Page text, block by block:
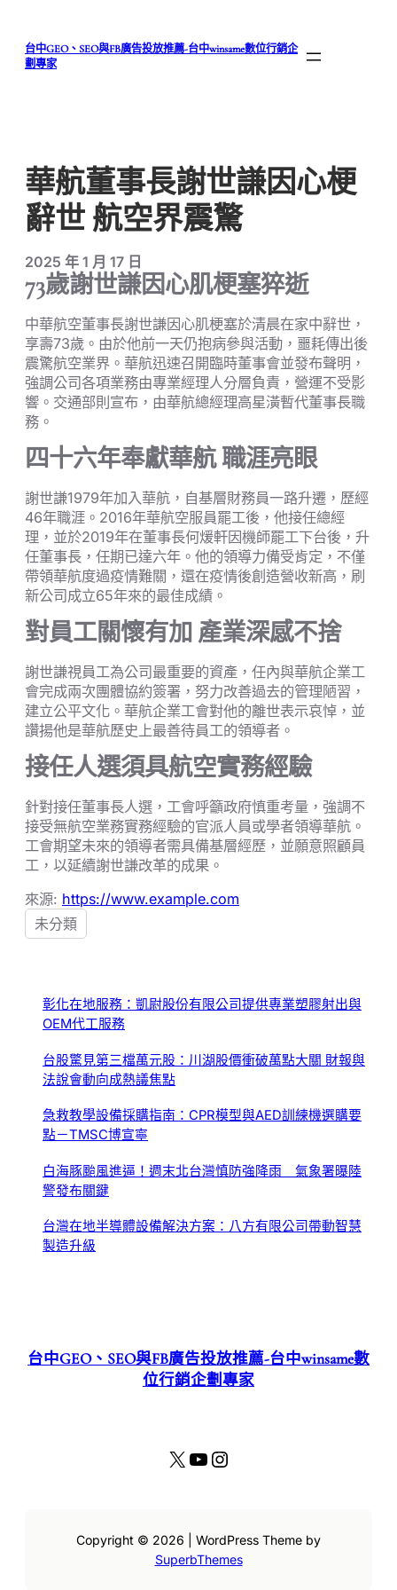
台中GEO、SEO與FB廣告投放推薦-台中winsame數位行銷企
劃專家
華航董事長謝世謙因心梗
辭世 航空界震驚
2025 年 1 月 17 日
73歲謝世謙因心肌梗塞猝逝
中華航空董事長謝世謙因心肌梗塞於清晨在家中辭世，
享壽73歲。由於他前一天仍抱病參與活動，噩耗傳出後
震驚航空業界。華航迅速召開臨時董事會並發布聲明，
強調公司各項業務由專業經理人分層負責，營運不受影
響。交通部則宣布，由華航總經理高星潢暫代董事長職
務。
四十六年奉獻華航 職涯亮眼
謝世謙1979年加入華航，自基層財務員一路升遷，歷經
46年職涯。2016年華航空服員罷工後，他接任總經
理，並於2019年在董事長何煖軒因機師罷工下台後，升
任董事長，任期已達六年。他的領導力備受肯定，不僅
帶領華航度過疫情難關，還在疫情後創造營收新高，刷
新公司成立65年來的最佳成績。
對員工關懷有加 產業深感不捨
謝世謙視員工為公司最重要的資產，任內與華航企業工
會完成兩次團體協約簽署，努力改善過去的管理陋習，
建立公平文化。華航企業工會對他的離世表示哀悼，並
讚揚他是華航歷史上最善待員工的領導者。
接任人選須具航空實務經驗
針對接任董事長人選，工會呼籲政府慎重考量，強調不
接受無航空業務實務經驗的官派人員或學者領導華航。
工會期望未來的領導者需具備基層經歷，並願意照顧員
工，以延續謝世謙改革的成果。
來源: https://www.example.com
未分類
彰化在地服務：凱尉股份有限公司提供專業塑膠射出與
OEM代工服務
台股驚見第三檔萬元股：川湖股價衝破萬點大關 財報與
法說會動向成熱議焦點
急救教學設備採購指南：CPR模型與AED訓練機選購要
點－TMSC博宣寧
白海豚颱風進逼！週末北台灣慎防強降雨 氣象署曝陸
警發布關鍵
台灣在地半導體設備解決方案：八方有限公司帶動智慧
製造升級
台中GEO、SEO與FB廣告投放推薦-台中winsame數
位行銷企劃專家
X YouTube Instagram
Copyright © 2026 | WordPress Theme by
SuperbThemes